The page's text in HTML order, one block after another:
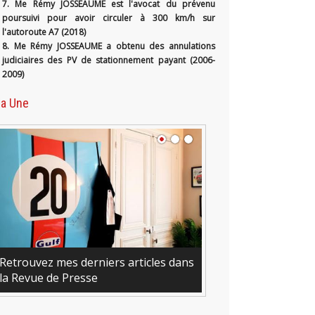
7. Me Rémy JOSSEAUME est l'avocat du prévenu
poursuivi pour avoir circuler à 300 km/h sur
l'autoroute A7 (2018)
8. Me Rémy JOSSEAUME a obtenu des annulations
judiciaires des PV de stationnement payant (2006-
2009)
Une
Retrouvez mes derniers articles dans
la Revue de Presse